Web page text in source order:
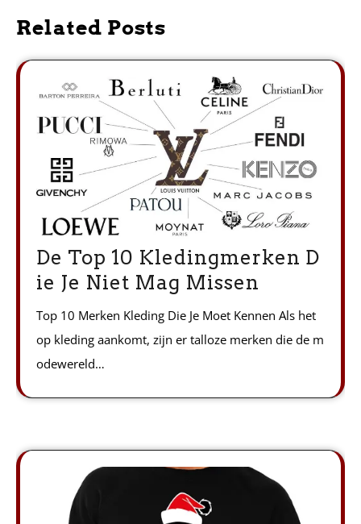
Related Posts
De Top 10 Kledingmerken D
ie Je Niet Mag Missen
Top 10 Merken Kleding Die Je Moet Kennen Als het
op kleding aankomt, zijn er talloze merken die de m
odewereld…